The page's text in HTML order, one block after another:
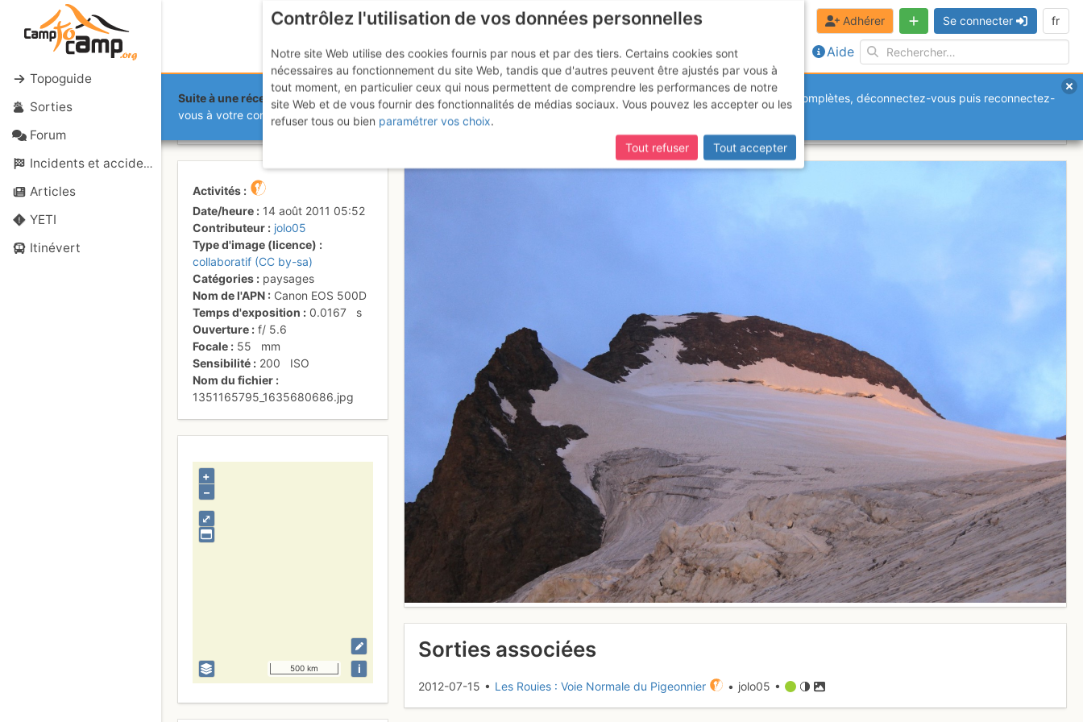
Topoguide
Sorties
Forum
Incidents et accidents
Articles
YETI
Itinévert
Aide
Adhérer Se connecter fr
Suite à une récente et importante mise à jour du site,si certaines pages ne sont plus accessibles, manquantes ou incomplètes, déconnectez-vous puis reconnectez-
vous à votre compte sur le site.
Le sommet est en vue
Activités
Date/heure
14 août 2011 05:52
Contributeur
jolo05
Type d'image (licence)
collaboratif (CC by-sa)
Catégories
paysages
Nom de l'APN
Canon EOS 500D
Temps d'exposition
0.0167
s
Ouverture
f/5.6
Focale
55
mm
Sensibilité
200
ISO
Nom du fichier
1351165795_1635680686.jpg
⤢
+
–
500 km i
Sorties associées
2012-07-15 • Les Rouies : Voie Normale du Pigeonnier • jolo05 •
Contrôlez l'utilisation de vos données personnelles
Notre site Web utilise des cookies fournis par nous et par des tiers. Certains cookies sont
nécessaires au fonctionnement du site Web, tandis que d'autres peuvent être ajustés par vous à
tout moment, en particulier ceux qui nous permettent de comprendre les performances de notre
site Web et de vous fournir des fonctionnalités de médias sociaux. Vous pouvez les accepter ou les
refuser tous ou bien paramétrer vos choix.
Tout refuser
Tout accepter